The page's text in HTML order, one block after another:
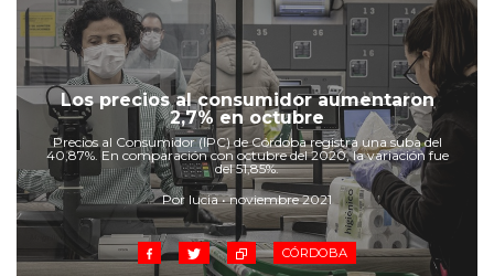
Los precios al consumidor aumentaron
2,7% en octubre
Precios al Consumidor (IPC) de Córdoba registra una suba del
40,87%. En comparación con octubre del 2020, la variación fue
del 51,85%.
Por lucia • noviembre 2021
CÓRDOBA